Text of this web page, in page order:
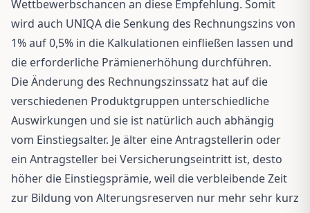
Wettbewerbschancen an diese Empfehlung. Somit
wird auch UNIQA die Senkung des Rechnungszins von
1% auf 0,5% in die Kalkulationen einfließen lassen und
die erforderliche Prämienerhöhung durchführen.
Die Änderung des Rechnungszinssatz hat auf die
verschiedenen Produktgruppen unterschiedliche
Auswirkungen und sie ist natürlich auch abhängig
vom Einstiegsalter. Je älter eine Antragstellerin oder
ein Antragsteller bei Versicherungseintritt ist, desto
höher die Einstiegsprämie, weil die verbleibende Zeit
zur Bildung von Alterungsreserven nur mehr sehr kurz